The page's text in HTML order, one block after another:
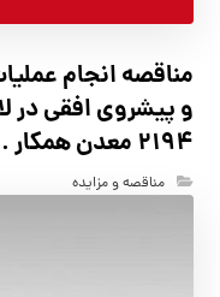
مناقصه انجام
2194 معدن همکار .
مناقصه و مزایده